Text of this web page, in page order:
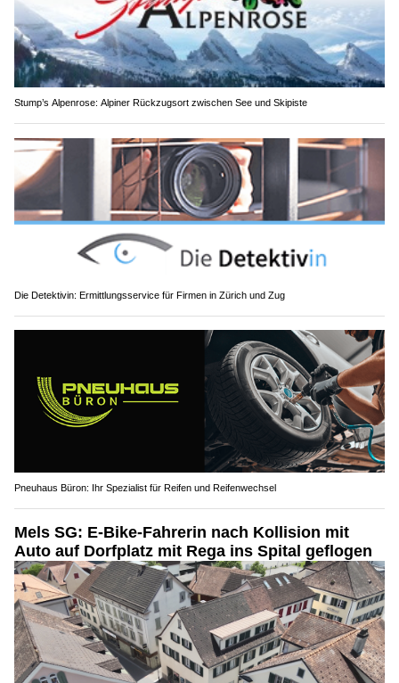
Stump’s Alpenrose: Alpiner Rückzugsort zwischen See und Skipiste
Die Detektivin: Ermittlungsservice für Firmen in Zürich und Zug
Pneuhaus Büron: Ihr Spezialist für Reifen und Reifenwechsel
Mels SG: E-Bike-Fahrerin nach Kollision mit
Auto auf Dorfplatz mit Rega ins Spital geflogen